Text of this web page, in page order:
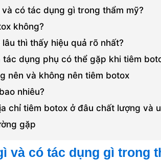
có tác dụng gì trong thẩm mỹ?
không?
thì thấy hiệu quả rõ nhất?
tác dụng phụ có thể gặp khi tiêm
nên và không nên tiêm botox
nhiêu?
chỉ tiêm botox ở đâu chất lượng và
gặp
và có tác dụng gì trong